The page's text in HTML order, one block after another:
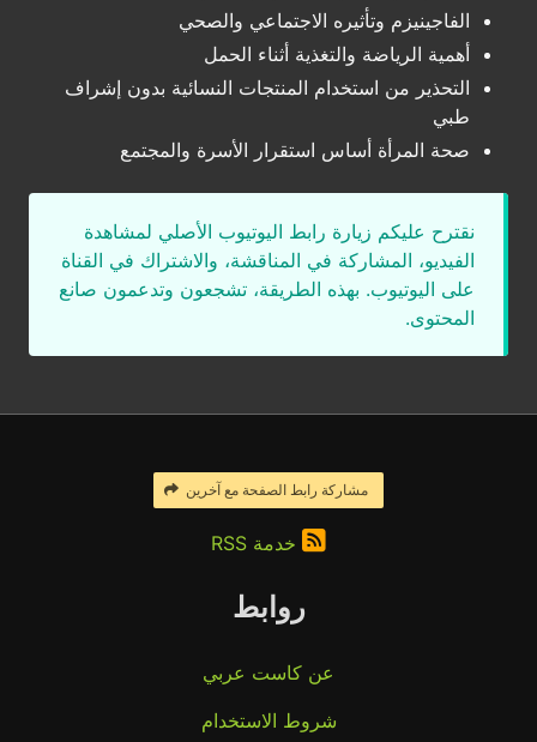
الفاجينيزم وتأثيره الاجتماعي والصحي
أهمية الرياضة والتغذية أثناء الحمل
التحذير من استخدام المنتجات النسائية بدون إشراف
طبي
صحة المرأة أساس استقرار الأسرة والمجتمع
نقترح عليكم زيارة رابط اليوتيوب الأصلي لمشاهدة
الفيديو، المشاركة في المناقشة، والاشتراك في القناة
على اليوتيوب. بهذه الطريقة، تشجعون وتدعمون صانع
المحتوى.
مشاركة رابط الصفحة مع آخرين
خدمة RSS
روابط
عن كاست عربي
شروط الاستخدام